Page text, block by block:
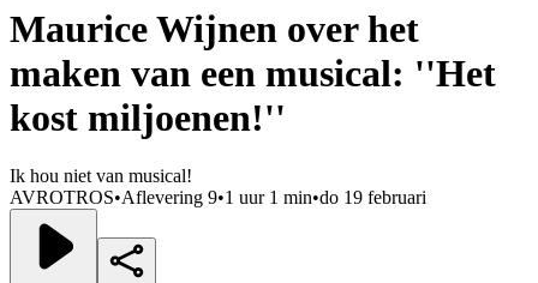
Maurice Wijnen over het
maken van een musical: ''Het
kost miljoenen!''
Ik hou niet van musical!
AVROTROS•Aflevering 9•1 uur 1 min•do 19 februari